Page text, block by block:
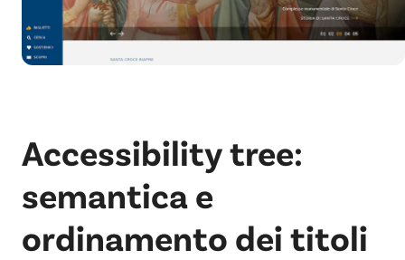
Accessibility tree:
semantica e
ordinamento dei titoli